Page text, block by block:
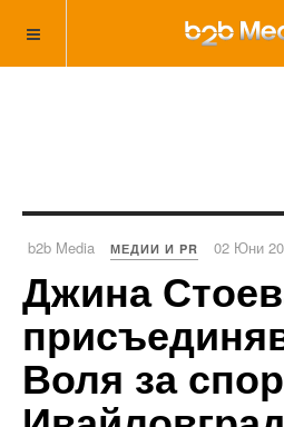
b2b Media МЕДИИ И PR 02 Юни
Джина
Воля за